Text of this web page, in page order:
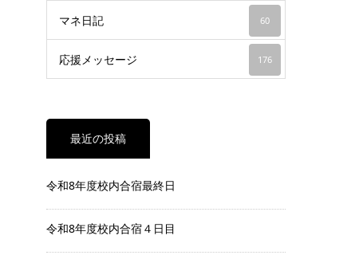
マネ日記 60
応援メッセージ 176
最近の投稿
令和8年度校内合宿最終日
令和8年度校内合宿４日目